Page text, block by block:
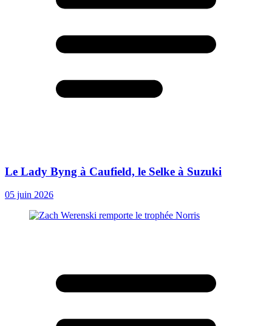
Le Lady Byng à Caufield, le Selke à Suzuki
05 juin 2026